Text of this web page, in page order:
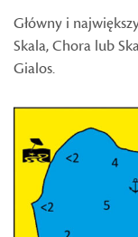
Główny i
Skala, Chora lub
Gialos.